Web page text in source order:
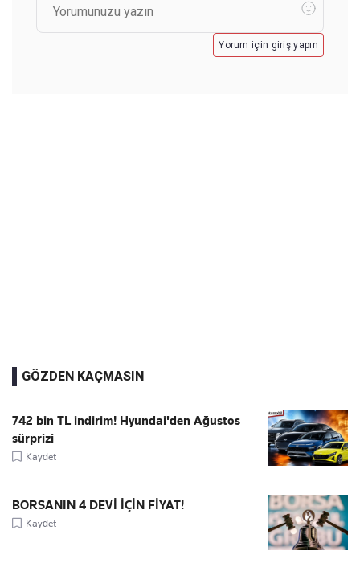
Yorum için giriş yapın
GÖZDEN KAÇMASIN
742 bin TL indirim! Hyundai'den Ağustos
sürprizi
Kaydet
BORSANIN 4 DEVİ İÇİN FİYAT!
Kaydet